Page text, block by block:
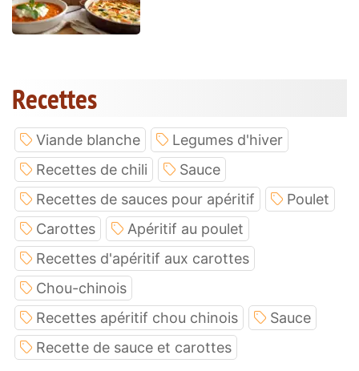
Recettes
Viande blanche
Legumes d'hiver
Recettes de chili
Sauce
Recettes de sauces pour apéritif
Poulet
Carottes
Apéritif au poulet
Recettes d'apéritif aux carottes
Chou-chinois
Recettes apéritif chou chinois
Sauce
Recette de sauce et carottes